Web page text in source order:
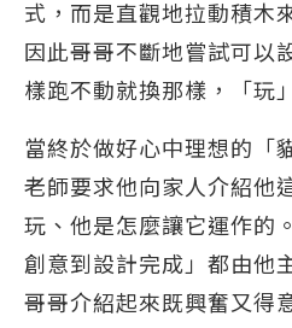
式，而是直觀地拉動積木
因此哥哥不斷地嘗試可以
樣跑不動就換那樣，「玩
當終於做好心中理想的「
老師要求他向家人介紹他
玩、他是怎麼讓它運作的
創意到設計完成」都由他
哥哥介紹起來既興奮又得